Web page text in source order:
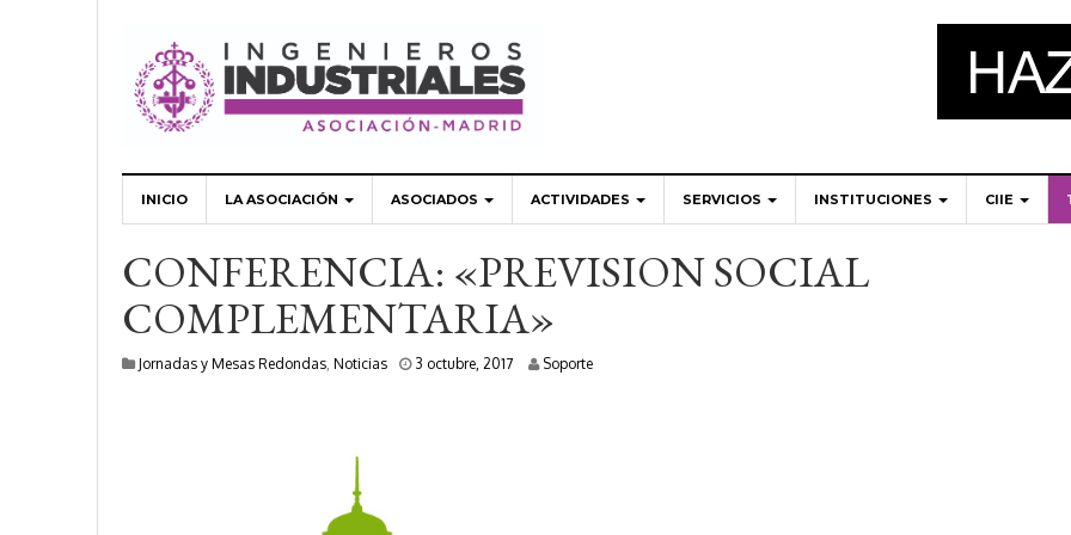
INICIO LA ASOCIACIÓN ASOCIADOS ACTIVIDADES SERVICIOS INSTITUCIONES CIIE
CONFERENCIA: «PREVISION SOCIAL
COMPLEMENTARIA»
Jornadas y Mesas Redondas, Noticias 3 octubre, 20171
Soporte